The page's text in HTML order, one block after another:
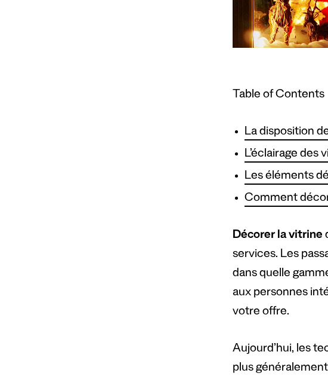
Table of Contents
La disposition
L’éclairage des
Les éléments
Comment
Décorer la vitrine
services. Les
dans quelle
aux personnes
votre offre.
Aujourd’hui, les
plus